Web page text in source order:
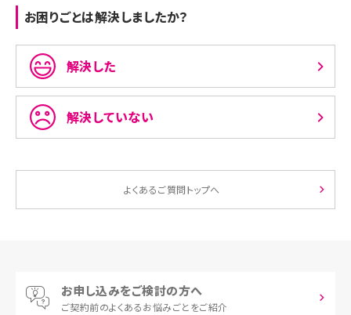
お困りごとは解決しましたか？
解決した
解決していない
よくあるご質問トップへ
お申し込みをご検討の方へ
ご契約前のよくあるお悩みごとをご紹介